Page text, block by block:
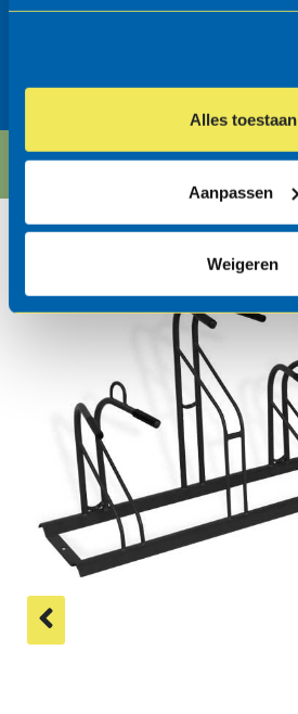
Alles toestaan
Aanpassen
Weigeren
Systeeminformatie / Bestek >